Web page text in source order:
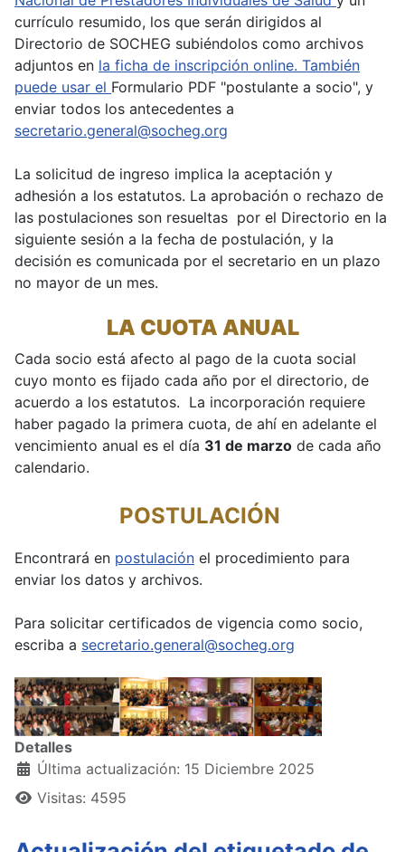
currículo resumido, los que serán dirigidos al
Directorio de SOCHEG subiéndolos como archivos
adjuntos en la ficha de inscripción online. También
puede usar el Formulario PDF "postulante a socio", y
enviar todos los antecedentes a
secretario.general@socheg.org
La solicitud de ingreso implica la aceptación y
adhesión a los estatutos. La aprobación o rechazo de
las postulaciones son resueltas por el Directorio en la
siguiente sesión a la fecha de postulación, y la
decisión es comunicada por el secretario en un plazo
no mayor de un mes.
LA CUOTA ANUAL
Cada socio está afecto al pago de la cuota social
cuyo monto es fijado cada año por el directorio, de
acuerdo a los estatutos. La incorporación requiere
haber pagado la primera cuota, de ahí en adelante el
vencimiento anual es el día 31 de marzo de cada año
calendario.
POSTULACIÓN
Encontrará en postulación el procedimiento para
enviar los datos y archivos.
Para solicitar certificados de vigencia como socio,
escriba a secretario.general@socheg.org
Detalles
Última actualización: 15 Diciembre 2025
Visitas: 4595